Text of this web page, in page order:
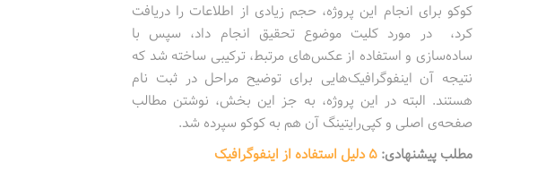
کوکو برای انجام این پروژه، حجم زیادی از اطلاعات را دریافت
کرد، در مورد کلیت موضوع تحقیق انجام داد، سپس با
ساده‌سازی و استفاده از عکس‌های مرتبط، ترکیبی ساخته شد که
نتیجه آن اینفوگرافیک‌هایی برای توضیح مراحل در ثبت نام
هستند. البته در این پروژه، به جز این بخش، نوشتن مطالب
صفحه‌ی اصلی و کپی‌رایتینگ آن هم به کوکو سپرده شد.
مطلب پیشنهادی: 5 دلیل استفاده از اینفوگرافیک